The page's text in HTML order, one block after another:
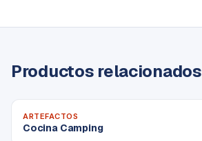
Productos relacionados
ARTEFACTOS
Cocina Camping